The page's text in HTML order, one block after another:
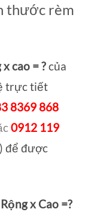
thước rèm
cao = ?của
trực tiết
8369 868
0912 119
) để được
Rộng x Cao =?